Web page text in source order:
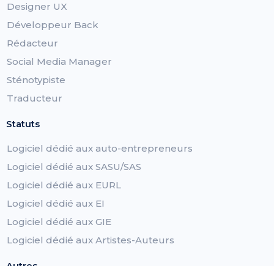
Designer UX
Développeur Back
Rédacteur
Social Media Manager
Sténotypiste
Traducteur
Statuts
Logiciel dédié aux auto-entrepreneurs
Logiciel dédié aux SASU/SAS
Logiciel dédié aux EURL
Logiciel dédié aux EI
Logiciel dédié aux GIE
Logiciel dédié aux Artistes-Auteurs